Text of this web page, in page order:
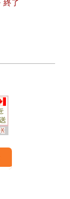
終了